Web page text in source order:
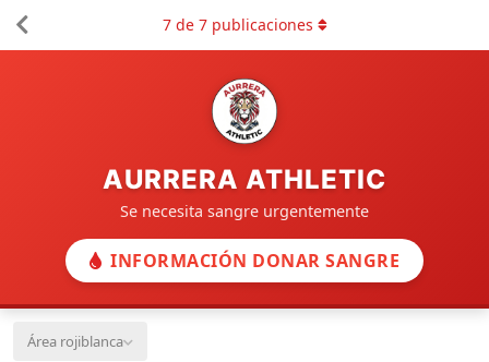
AURRERA ATHLETIC
Se necesita sangre urgentemente
INFORMACIÓN DONAR SANGRE
Área rojiblanca
7de 7publicaciones